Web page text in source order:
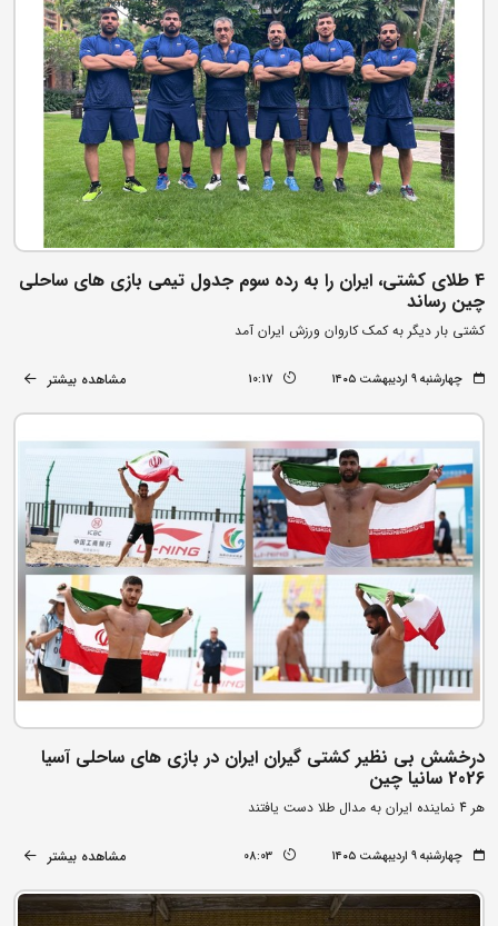
4 طلای کشتی، ایران را به رده سوم جدول تیمی بازی های ساحلی
چین رساند
کشتی بار دیگر به کمک کاروان ورزش ایران آمد
چهارشنبه ۹ اردیبهشت ۱۴۰۵ 10:17 مشاهده بیشتر
درخشش بی نظیر کشتی گیران ایران در بازی های ساحلی آسیا
2026 سانیا چین
هر 4 نماینده ایران به مدال طلا دست یافتند
چهارشنبه ۹ اردیبهشت ۱۴۰۵ 08:03 مشاهده بیشتر